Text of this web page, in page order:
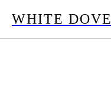
WHITE DOVE